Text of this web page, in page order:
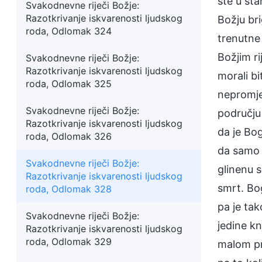
Svakodnevne riječi Božje:
Razotkrivanje iskvarenosti ljudskog
roda, Odlomak 324
Svakodnevne riječi Božje:
Razotkrivanje iskvarenosti ljudskog
roda, Odlomak 325
Svakodnevne riječi Božje:
Razotkrivanje iskvarenosti ljudskog
roda, Odlomak 326
Svakodnevne riječi Božje:
Razotkrivanje iskvarenosti ljudskog
roda, Odlomak 328
Svakodnevne riječi Božje:
Razotkrivanje iskvarenosti ljudskog
roda, Odlomak 329
Božju
trenutne
Božjim
morali
da je
da
glinenu
smrt.
pa je
jedine
malom